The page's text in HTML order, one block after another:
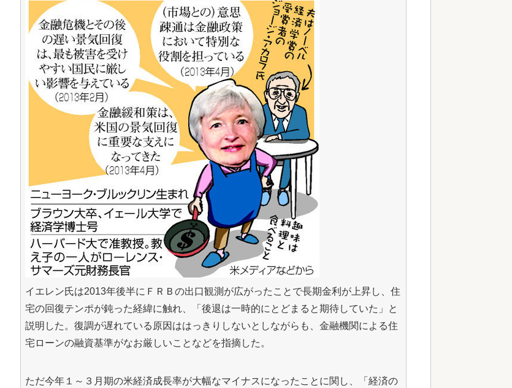
イエレン氏は2013年後半にＦＲＢの出口観測が広がったことで長期金利が上昇し、住
宅の回復テンポが鈍った経緯に触れ、「後退は一時的にとどまると期待していた」と
説明した。復調が遅れている原因ははっきりしないとしながらも、金融機関による住
宅ローンの融資基準がなお厳しいことなどを指摘した。
ただ今年１～３月期の米経済成長率が大幅なマイナスになったことに関し、「経済の